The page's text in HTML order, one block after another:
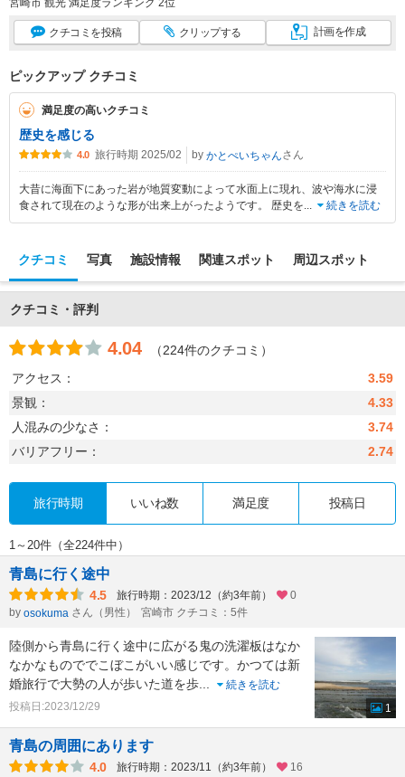
宮崎市 観光 満足度ランキング 2位
クチコミ を投稿 クリップする 計画を作成
ピックアップ クチコミ
満足度の高いクチコミ
歴史を感じる
4.0 旅行時期 2025/02 by かとぺいちゃんさん
大昔に海面下にあった岩が地質変動によって水面上に現れ、波や海水に浸
食されて現在のような形が出来上がったようです。 歴史を... 続きを読む
クチコミ 写真 施設情報 関連スポット 周辺スポット
クチコミ・評判
4.04
（224件のクチコミ）
アクセス：
3.59
景観：
4.33
人混みの少なさ：
3.74
バリアフリー：
2.74
旅行時期 いいね数 満足度 投稿日
1～20件（全224件中）
青島に行く途中
4.5 旅行時期：2023/12（約3年前）
0
by osokuma さん（男性） 宮崎市 クチコミ：5件
陸側から青島に行く途中に広がる鬼の洗濯板はなか
なかなものででこぼこがいい感じです。かつては新
婚旅行で大勢の人が歩いた道を歩
続きを読む
投稿日:2023/12/29
1
青島の周囲にあります
4.0 旅行時期：2023/11（約3年前）
16